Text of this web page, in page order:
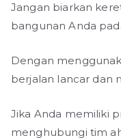
Jangan biarkan
bangunan Anda
Dengan
berjalan lancar dan
Jika Anda memiliki
menghubungi tim